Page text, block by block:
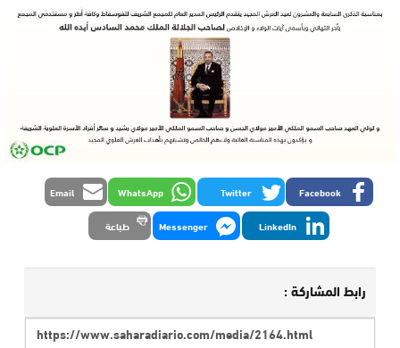
Facebook
Twitter
WhatsApp
Email
LinkedIn
Messenger طباعة
رابط المشاركة :